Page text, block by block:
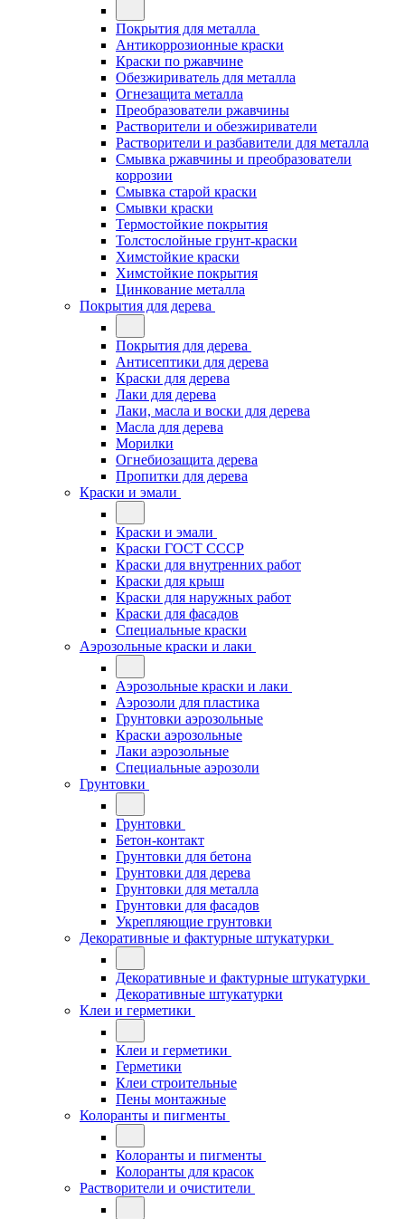
Покрытия для металла
Антикоррозионные краски
Краски по ржавчине
Обезжириватель для металла
Огнезащита металла
Преобразователи ржавчины
Растворители и обезжириватели
Растворители и разбавители для металла
Смывка ржавчины и преобразователи
коррозии
Смывка старой краски
Смывки краски
Термостойкие покрытия
Толстослойные грунт-краски
Химстойкие краски
Химстойкие покрытия
Цинкование металла
Покрытия для дерева
Покрытия для дерева
Антисептики для дерева
Краски для дерева
Лаки для дерева
Лаки, масла и воски для дерева
Масла для дерева
Морилки
Огнебиозащита дерева
Пропитки для дерева
Краски и эмали
Краски и эмали
Краски ГОСТ СССР
Краски для внутренних работ
Краски для крыш
Краски для наружных работ
Краски для фасадов
Специальные краски
Аэрозольные краски и лаки
Аэрозольные краски и лаки
Аэрозоли для пластика
Грунтовки аэрозольные
Краски аэрозольные
Лаки аэрозольные
Специальные аэрозоли
Грунтовки
Грунтовки
Бетон-контакт
Грунтовки для бетона
Грунтовки для дерева
Грунтовки для металла
Грунтовки для фасадов
Укрепляющие грунтовки
Декоративные и фактурные штукатурки
Декоративные и фактурные штукатурки
Декоративные штукатурки
Клеи и герметики
Клеи и герметики
Герметики
Клеи строительные
Пены монтажные
Колоранты и пигменты
Колоранты и пигменты
Колоранты для красок
Растворители и очистители